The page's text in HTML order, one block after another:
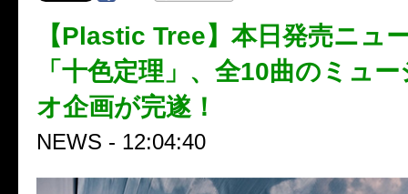
【Plastic Tree】本日発売ニュ
「十色定理」、全10曲のミュ
オ企画が完遂！
NEWS - 12:04:40